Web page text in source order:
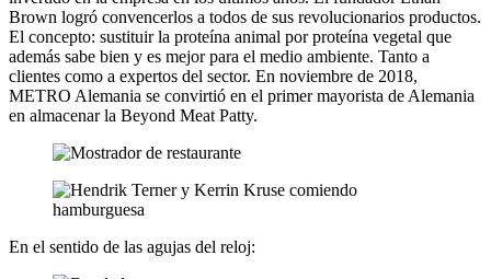
Brown logró convencerlos a todos de sus revolucionarios productos.
El concepto: sustituir la proteína animal por proteína vegetal que
además sabe bien y es mejor para el medio ambiente. Tanto a
clientes como a expertos del sector. En noviembre de 2018,
METRO Alemania se convirtió en el primer mayorista de Alemania
en almacenar la Beyond Meat Patty.
En el sentido de las agujas del reloj: